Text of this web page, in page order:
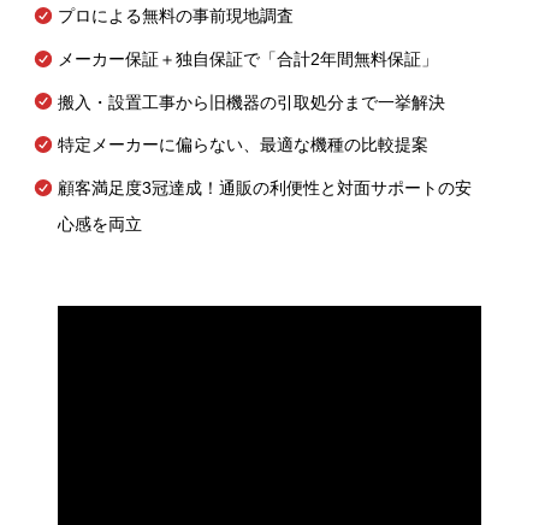
プロによる無料の事前現地調査
メーカー保証＋独自保証で「合計2年間無料保証」
搬入・設置工事から旧機器の引取処分まで一挙解決
特定メーカーに偏らない、最適な機種の比較提案
顧客満足度3冠達成！通販の利便性と対面サポートの安
心感を両立